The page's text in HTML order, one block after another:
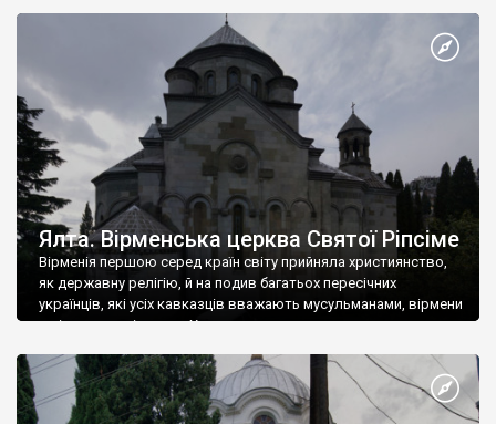
Херсонесі Володимир-язичник, став Василем-християнином.
А потім було Хрещення Русі. На честь Херсонесу Таврійського
Ялта. Вірменська церква Святої Ріпсіме
Вірменія першою серед країн світу прийняла християнство,
як державну релігію, й на подив багатьох пересічних
українців, які усіх кавказців вважають мусульманами, вірмени
є відданими вірянами Христа